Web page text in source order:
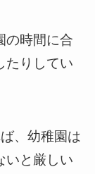
の時間に合
たりしてい
、幼稚園は
いと厳しい